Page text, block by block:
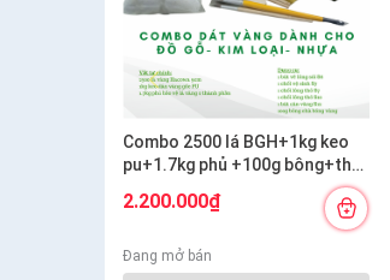
Combo 2500 lá BGH+1kg keo
pu+1.7kg phủ +100g bông+thỏ
S6.10+cán ngắn s12+s7 cước
2.200.000₫
Đang mở bán